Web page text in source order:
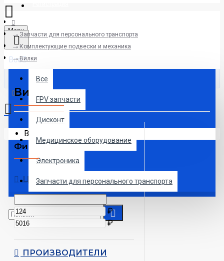
Menu
Все
Все
FPV запчасти
Дисконт
Медицинское оборудование
Электроника
Запчасти для персонального транспорта
0
Ваша корзина пуста!
Запчасти для персонального транспорта
Комплектующие подвески и механика
Вилки
Вилки
Фильтр
ЦЕНА
₽
₽
ПРОИЗВОДИТЕЛИ